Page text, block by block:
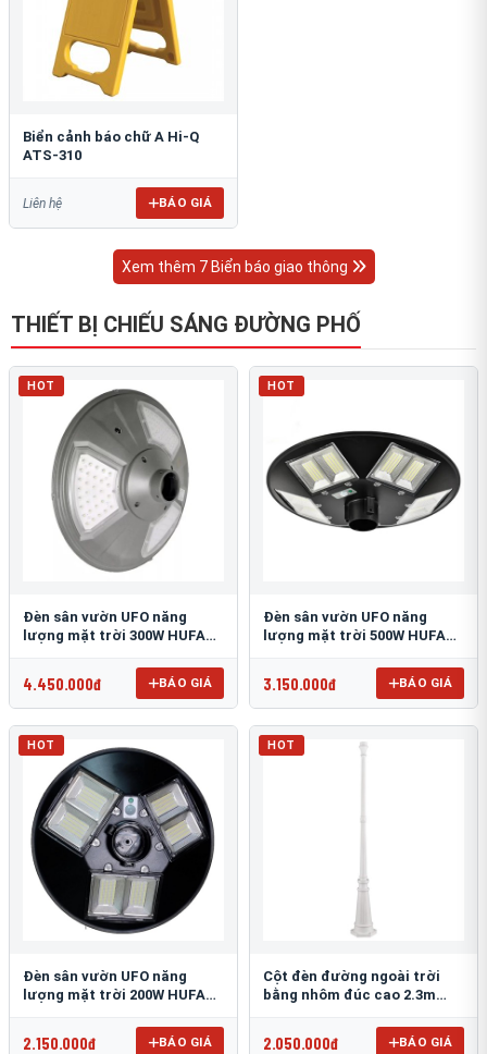
Biển cảnh báo chữ A Hi-Q
ATS-310
Liên hệ BÁO GIÁ
Xem thêm 7 Biển báo giao thông
THIẾT BỊ CHIẾU SÁNG ĐƯỜNG PHỐ
HOT
Đèn sân vườn UFO năng
lượng mặt trời 300W HUFA
4.450.000đ BÁO GIÁ
HOT
Đèn sân vườn UFO năng
lượng mặt trời 500W HUFA
3.150.000đ BÁO GIÁ
HOT
Đèn sân vườn UFO năng
lượng mặt trời 200W HUFA
2.150.000đ BÁO GIÁ
HOT
Cột đèn đường ngoài trời
bằng nhôm đúc cao 2.3m
2.050.000đ BÁO GIÁ